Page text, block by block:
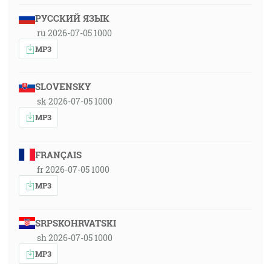
РУССКИЙ ЯЗЫК
ru 2026-07-05 1000
MP3
SLOVENSKY
sk 2026-07-05 1000
MP3
FRANÇAIS
fr 2026-07-05 1000
MP3
SRPSKOHRVATSKI
sh 2026-07-05 1000
MP3